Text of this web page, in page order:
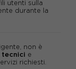
utenti sulla
durante la
non è
tecnici e
richiesti.